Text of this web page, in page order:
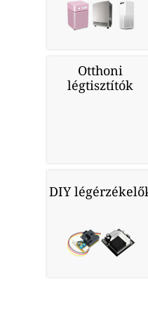
Otthoni
légtisztítók
DIY